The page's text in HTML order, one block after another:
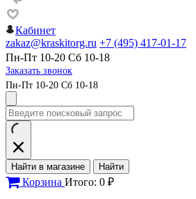
Кабинет
zakaz@kraskitorg.ru +7 (495) 417-01-17
Пн-Пт 10-20 Сб 10-18
Заказать звонок
Пн-Пт 10-20 Сб 10-18
Найти в магазине Найти
Корзина Итого: 0 ₽